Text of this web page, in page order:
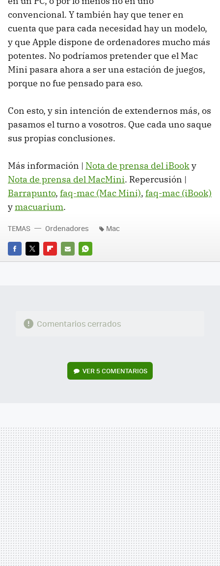
convencional. Y también hay que tener en
cuenta que para cada necesidad hay un modelo,
y que Apple dispone de ordenadores mucho más
potentes. No podríamos pretender que el Mac
Mini pasara ahora a ser una estación de juegos,
porque no fue pensado para eso.
Con esto, y sin intención de extendernos más, os
pasamos el turno a vosotros. Que cada uno saque
sus propias conclusiones.
Más información | Nota de prensa del iBooky
Nota de prensa del MacMini. Repercusión |
Barrapunto, faq-mac (Mac Mini), faq-mac (iBook)
ymacuarium.
FACEBOOK
TWITTERFLIPBOARD
E-
WHATSAPP
TEMAS Ordenadores Mac
Comentarios cerrados
VER5 COMENTARIOS